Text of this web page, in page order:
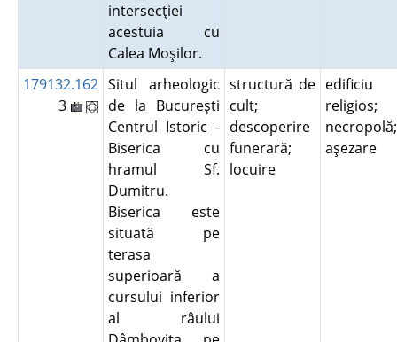
intersecţiei
acestuia cu
Calea Moşilor.
179132.162
3
Situl arheologic
de la Bucureşti
Centrul Istoric -
Biserica cu
hramul Sf.
Dumitru.
Biserica este
situată pe
terasa
superioară a
cursului inferior
al râului
structură de
cult;
descoperire
funerară;
locuire
edificiu
religios;
necropolă;
aşezare